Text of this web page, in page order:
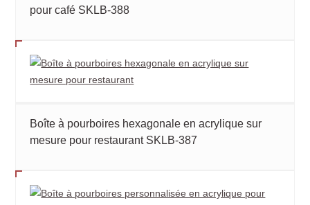
pour café SKLB-388
Boîte à pourboires hexagonale en acrylique sur
mesure pour restaurant SKLB-387